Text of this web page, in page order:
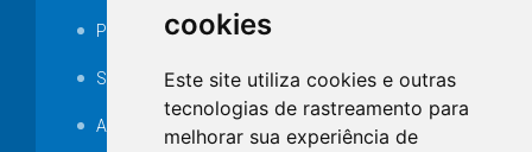
cookies
Este site utiliza cookies e outras
tecnologias de rastreamento para
melhorar sua experiência de
Portarias
SAMAE
Audiência pública